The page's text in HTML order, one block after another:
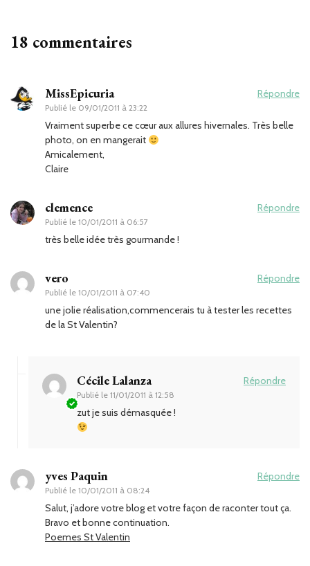
18 commentaires
MissEpicuria
Publié le 09/01/2011 à 23:22
Répondre
Vraiment superbe ce cœur aux allures hivernales. Très belle
photo, on en mangerait
Amicalement,
Claire
clemence
Publié le 10/01/2011 à 06:57
Répondre
très belle idée très gourmande !
vero
Publié le 10/01/2011 à 07:40
Répondre
une jolie réalisation,commencerais tu à tester les recettes
de la St Valentin?
Cécile Lalanza
Publié le 11/01/2011 à 12:58
Répondre
zut je suis démasquée !
yves Paquin
Publié le 10/01/2011 à 08:24
Répondre
Salut, j’adore votre blog et votre façon de raconter tout ça.
Bravo et bonne continuation.
Poemes St Valentin